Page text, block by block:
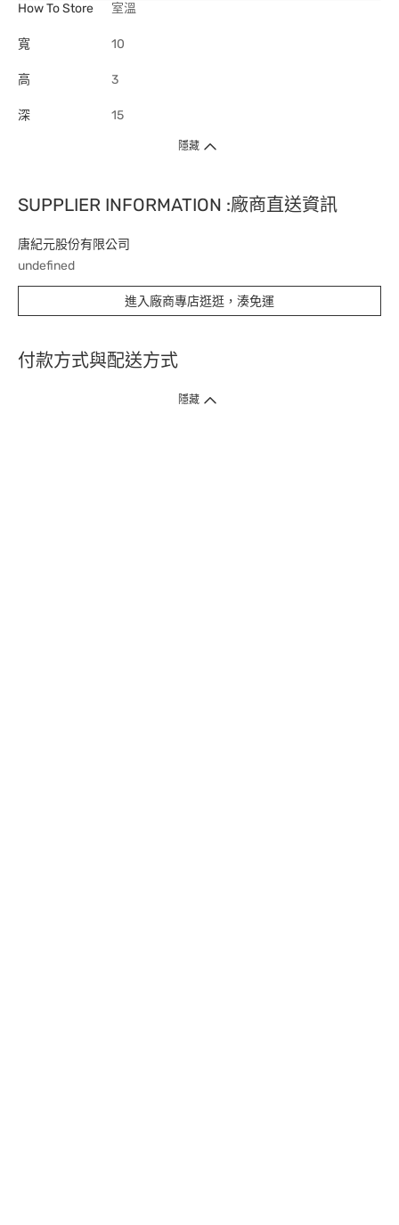
How To Store
室溫
寬 10
高 3
深 15
隱藏
SUPPLIER INFORMATION :廠商直送資訊
唐紀元股份有限公司
undefined
進入廠商專店逛逛，湊免運
付款方式與配送方式
隱藏